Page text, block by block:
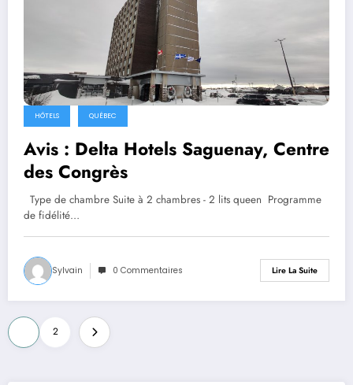
HÔTELS QUÉBEC
Avis : Delta Hotels Saguenay, Centre
des Congrès
Type de chambre Suite à 2 chambres - 2 lits queen Programme
de fidélité…
Sylvain 0 Commentaires Lire La Suite
Pagination
des
2